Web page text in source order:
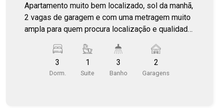
Apartamento muito bem localizado, sol da manhã,
2 vagas de garagem e com uma metragem muito
ampla para quem procura localização e qualidade
3
Dorm.
1
Suite
3
Banho
2
Garagens